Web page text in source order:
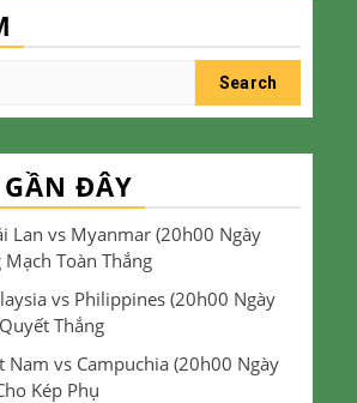
ĐÂY
Lan vs Myanmar (20h00 Ngày
Toàn Thắng
vs Philippines (20h00 Ngày
Thắng
Nam vs Campuchia (20h00 Ngày
Kép Phụ